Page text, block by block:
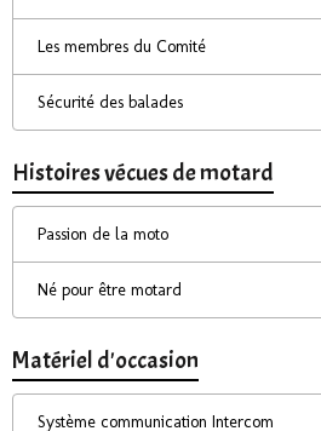
Les membres du Comité
Sécurité des balades
Histoires vécues de motard
Passion de la moto
Né pour être motard
Matériel d'occasion
Système communication Intercom